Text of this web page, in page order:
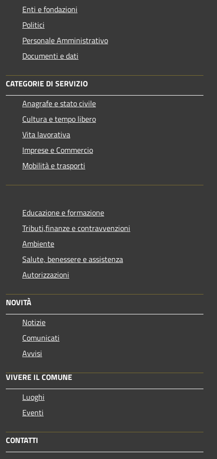
Enti e fondazioni
Politici
Personale Amministrativo
Documenti e dati
CATEGORIE DI SERVIZIO
Anagrafe e stato civile
Cultura e tempo libero
Vita lavorativa
Imprese e Commercio
Mobilità e trasporti
Educazione e formazione
Tributi,finanze e contravvenzioni
Ambiente
Salute, benessere e assistenza
Autorizzazioni
NOVITÀ
Notizie
Comunicati
Avvisi
VIVERE IL COMUNE
Luoghi
Eventi
CONTATTI